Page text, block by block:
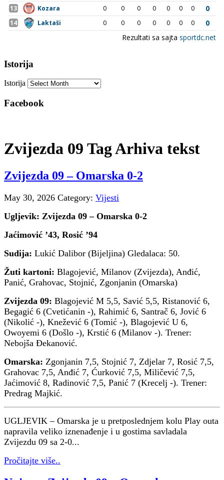
Istorija
Istorija
Facebook
Zvijezda 09 Tag Arhiva tekst
Zvijezda 09 – Omarska 0-2
May 30, 2026 Category: Vijesti
Ugljevik: Zvijezda 09 – Omarska 0-2
Jaćimović ’43, Rosić ’94
Sudija: Lukić Dalibor (Bijeljina) Gledalaca: 50.
Žuti kartoni: Blagojević, Milanov (Zvijezda), Anđić,
Panić, Grahovac, Stojnić, Zgonjanin (Omarska)
Zvijezda 09: Blagojević M 5,5, Savić 5,5, Ristanović 6,
Begagić 6 (Cvetićanin -), Rahimić 6, Santrač 6, Jović 6
(Nikolić -), Knežević 6 (Tomić -), Blagojević U 6,
Owoyemi 6 (Došlo -), Krstić 6 (Milanov -). Trener:
Nebojša Đekanović.
Omarska: Zgonjanin 7,5, Stojnić 7, Zdjelar 7, Rosić 7,5,
Grahovac 7,5, Anđić 7, Ćurković 7,5, Miličević 7,5,
Jaćimović 8, Radinović 7,5, Panić 7 (Krecelj -). Trener:
Predrag Majkić.
UGLJEVIK – Omarska je u pretposlednjem kolu Play outa
napravila veliko iznenađenje i u gostima savladala
Zvijezdu 09 sa 2-0...
Pročitajte više..